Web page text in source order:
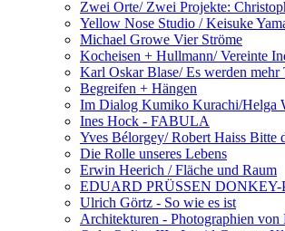
Zwei Orte/ Zwei Projekte:
Yellow Nose Studio / Keisuke
Michael Growe Vier Ströme
Kocheisen + Hullmann/ Vereinte
Karl Oskar Blase/ Es werden mehr
Begreifen + Hängen
Im Dialog Kumiko Kurachi/Helga
Ines Hock - FABULA
Yves Bélorgey/ Robert Haiss Bitte
Die Rolle unseres Lebens
Erwin Heerich / Fläche und Raum
EDUARD PRÜSSEN DONKEY-
Ulrich Görtz - So wie es ist
Architekturen - Photographien